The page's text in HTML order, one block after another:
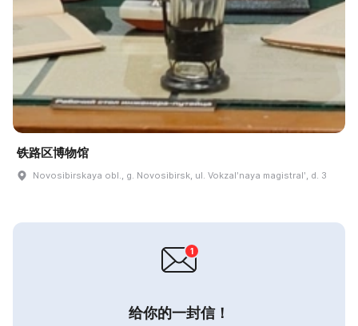
铁路区博物馆
Novosibirskaya obl., g. Novosibirsk, ul. Vokzalʹnaya magistralʹ, d. 3
给你的一封信！